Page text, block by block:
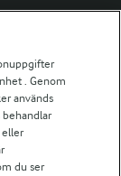
. Genom
används
behandlar
eller
du ser